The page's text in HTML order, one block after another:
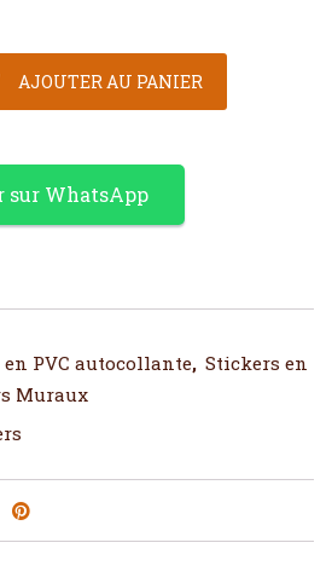
PVC autocollante
AJOUTER AU PANIER
sur WhatsApp
PVC autocollante, Stickers en
Muraux